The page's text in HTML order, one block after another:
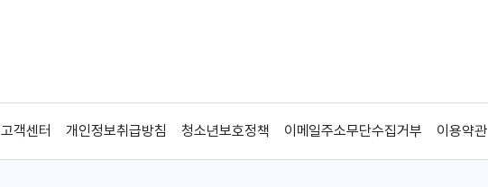
고객센터 개인정보취급방침 청소년보호정책 이메일주소무단수집거부 이용약관